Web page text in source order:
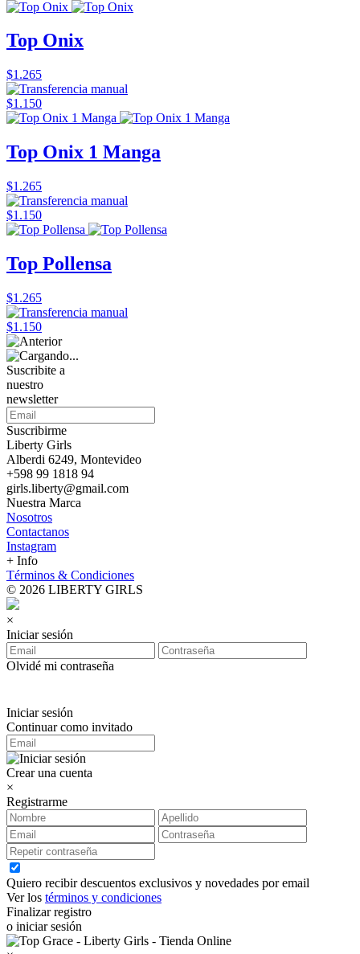
Top Onix
$1.265
$1.150
Top Onix 1 Manga
$1.265
$1.150
Top Pollensa
$1.265
$1.150
Suscribite a
nuestro
newsletter
Suscribirme
Liberty Girls
Alberdi 6249, Montevideo
+598 99 1818 94
girls.liberty@gmail.com
Nuestra Marca
Nosotros
Contactanos
Instagram
+ Info
Términos & Condiciones
© 2026 LIBERTY GIRLS
×
Iniciar sesión
Olvidé mi contraseña
Iniciar sesión
Continuar como invitado
Crear una cuenta
×
Registrarme
Quiero recibir descuentos exclusivos y novedades por email
Ver los términos y condiciones
Finalizar registro
o iniciar sesión